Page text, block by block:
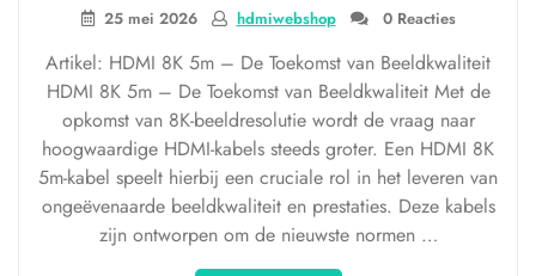
25 mei 2026 hdmiwebshop 0 Reacties
Artikel: HDMI 8K 5m – De Toekomst van Beeldkwaliteit
HDMI 8K 5m – De Toekomst van Beeldkwaliteit Met de
opkomst van 8K-beeldresolutie wordt de vraag naar
hoogwaardige HDMI-kabels steeds groter. Een HDMI 8K
5m-kabel speelt hierbij een cruciale rol in het leveren van
ongeëvenaarde beeldkwaliteit en prestaties. Deze kabels
zijn ontworpen om de nieuwste normen …